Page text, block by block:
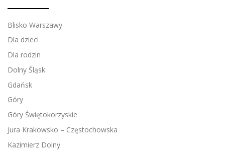
Blisko Warszawy
Dla dzieci
Dla rodzin
Dolny Śląsk
Gdańsk
Góry
Góry Świętokorzyskie
Jura Krakowsko – Częstochowska
Kazimierz Dolny